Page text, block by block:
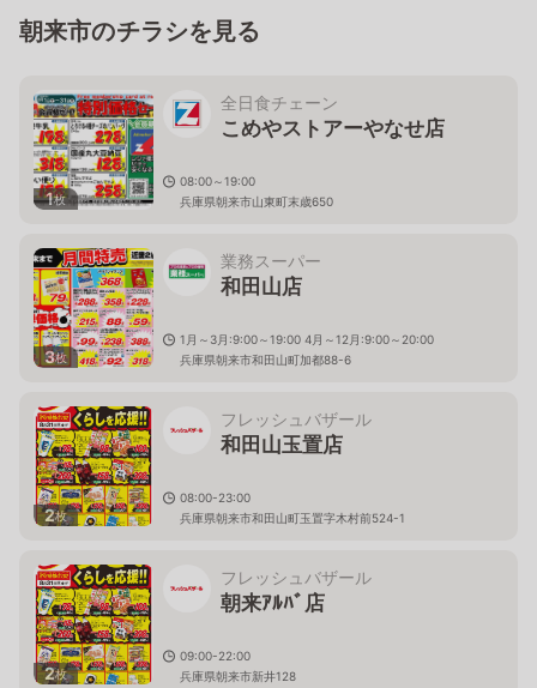
朝来市のチラシを見る
1枚
全日食チェーン
こめやストアーやなせ店
08:00～19:00
兵庫県朝来市山東町末歳650
3枚
業務スーパー
和田山店
1月～3月:9:00～19:00 4月～12月:9:00～20:00
兵庫県朝来市和田山町加都88-6
2枚
フレッシュバザール
和田山玉置店
08:00-23:00
兵庫県朝来市和田山町玉置字木村前524-1
2枚
フレッシュバザール
朝来ｱﾙﾊﾞ店
09:00-22:00
兵庫県朝来市新井128